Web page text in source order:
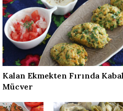
Kalan Ekmekten Fırında
Mücver